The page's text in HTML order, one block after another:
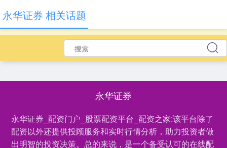
永华证券
永华证券_配资门户_股票配资平台_配资之家:该平台除了
配资以外还提供投顾服务和实时行情分析，助力投资者做
出明智的投资决策。总的来说，是一个备受认可的在线配
永华证券 相关话题